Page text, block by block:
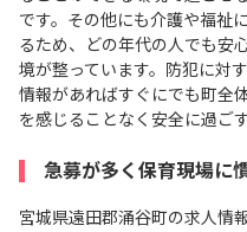
です。その他にも介護や福祉
るため、どの年代の人でも安
境が整っています。防犯に対
情報があればすぐにでも町全
を感じることなく安全に過ご
急募が多く保育現場に
宮城県遠田郡涌谷町の求人情